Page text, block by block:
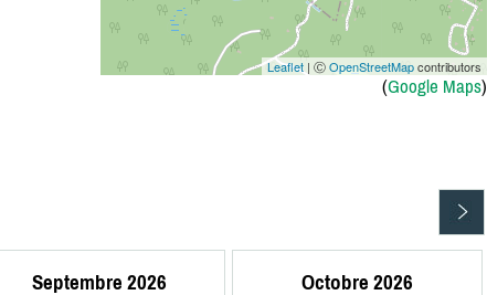
Leaflet| ⒸOpenStreetMapcontributors
(Google Maps)
Septembre 2026 Octobre 2026